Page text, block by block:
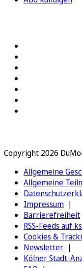
Copyright 2026
Allgemeine
Allgemeine
Impressum
Barrierefreiheit
RSS-Feeds auf
Cookies &
Newsletter
Kölner Stadt-